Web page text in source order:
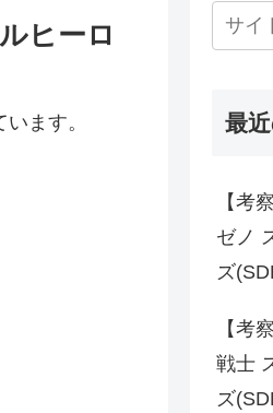
ヒーロ
ます。 最
【考
ゼノ
ズ
【考
戦士
ズ